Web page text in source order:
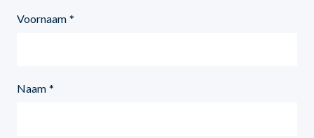
Voornaam
Naam